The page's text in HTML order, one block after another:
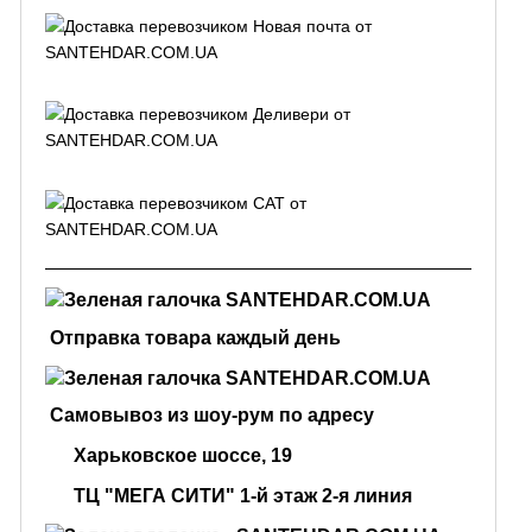
Отправка товара каждый день
Самовывоз из шоу-рум по адресу
Харьковское шоссе, 19
ТЦ "МЕГА СИТИ" 1-й этаж 2-я линия